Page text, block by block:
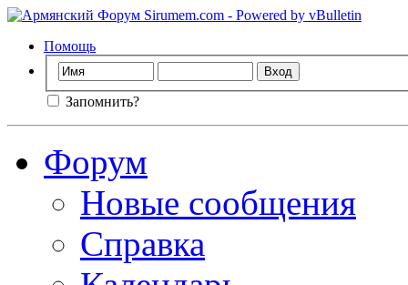
Помощь
Запомнить?
Форум
Новые сообщения
Справка